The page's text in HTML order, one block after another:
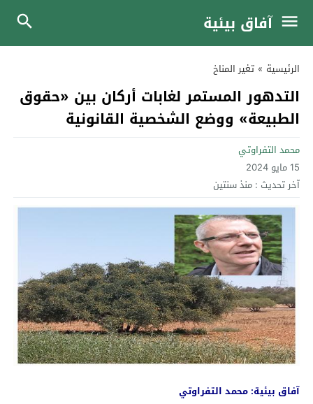
آفاق بيئية
الرئيسية » تغير المناخ
التدهور المستمر لغابات أركان بين «حقوق
الطبيعة» ووضع الشخصية القانونية
محمد التفراوتي
15 مايو 2024
آخر تحديث : منذ سنتين
آفاق بيئية: محمد التفراوتي